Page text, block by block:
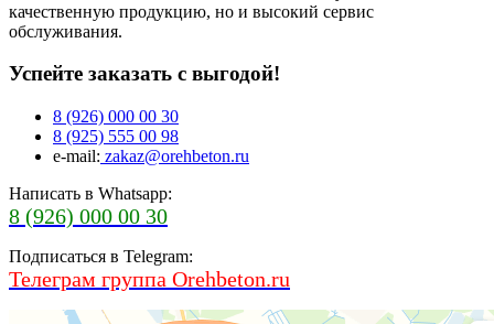
качественную продукцию, но и высокий сервис
обслуживания.
Успейте заказать с выгодой!
8 (926) 000 00 30
8 (925) 555 00 98
e-mail: zakaz@orehbeton.ru
Написать в Whatsapp:
8 (926) 000 00 30
Подписаться в Telegram:
Телеграм группа Orehbeton.ru